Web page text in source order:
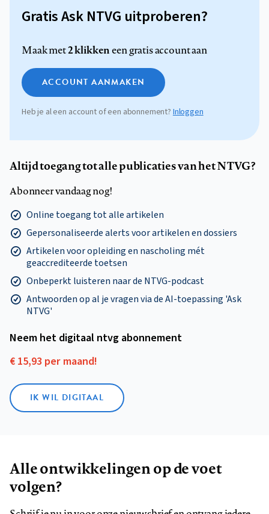
Gratis Ask NTVG uitproberen?
Maak met2 klikkeneen gratis account aan
ACCOUNT AANMAKEN
Heb je al een account of een abonnement?Inloggen
Altijd toegang tot alle publicaties van het NTVG?
Abonneer vandaag nog!
Online toegang tot alle artikelen
Gepersonaliseerde alerts voor artikelen en dossiers
Artikelen voor opleiding en nascholing mét
geaccrediteerde toetsen
Onbeperkt luisteren naar de NTVG-podcast
Antwoorden op al je vragen via de AI-toepassing 'Ask
NTVG'
Neem het digitaal ntvg abonnement
€ 15,93 per maand!
IK WIL DIGITAAL
Alle ontwikkelingen op de voet
volgen?